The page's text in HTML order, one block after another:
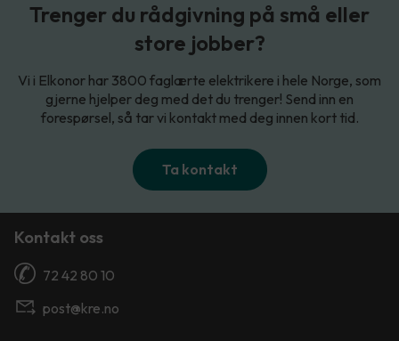
Trenger du rådgivning på små eller
store jobber?
Vi i Elkonor har 3800 faglærte elektrikere i hele Norge, som
gjerne hjelper deg med det du trenger! Send inn en
forespørsel, så tar vi kontakt med deg innen kort tid.
Ta kontakt
Kontakt oss
72 42 80 10
post@kre.no